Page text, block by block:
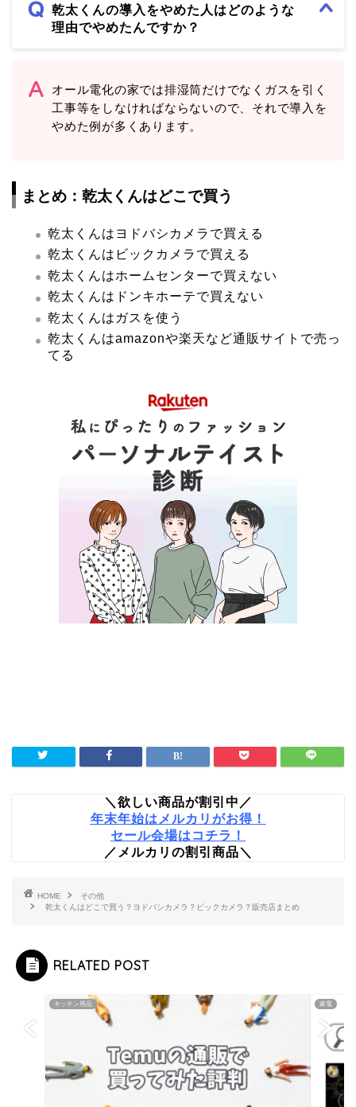
乾太くんの導入をやめた人はどのような
理由でやめたんですか？
オール電化の家では排湿筒だけでなくガスを引く
工事等をしなければならないので、それで導入を
やめた例が多くあります。
まとめ：乾太くんはどこで買う
乾太くんはヨドバシカメラで買える
乾太くんはビックカメラで買える
乾太くんはホームセンターで買えない
乾太くんはドンキホーテで買えない
乾太くんはガスを使う
乾太くんはamazonや楽天など通販サイトで売っ
てる
＼欲しい商品が割引中／
年末年始はメルカリがお得！
セール会場はコチラ！
／メルカリの割引商品＼
HOME
その他
乾太くんはどこで買う？ヨドバシカメラ？ビックカメラ？販売店まとめ
RELATED POST
キッチン用品 家電